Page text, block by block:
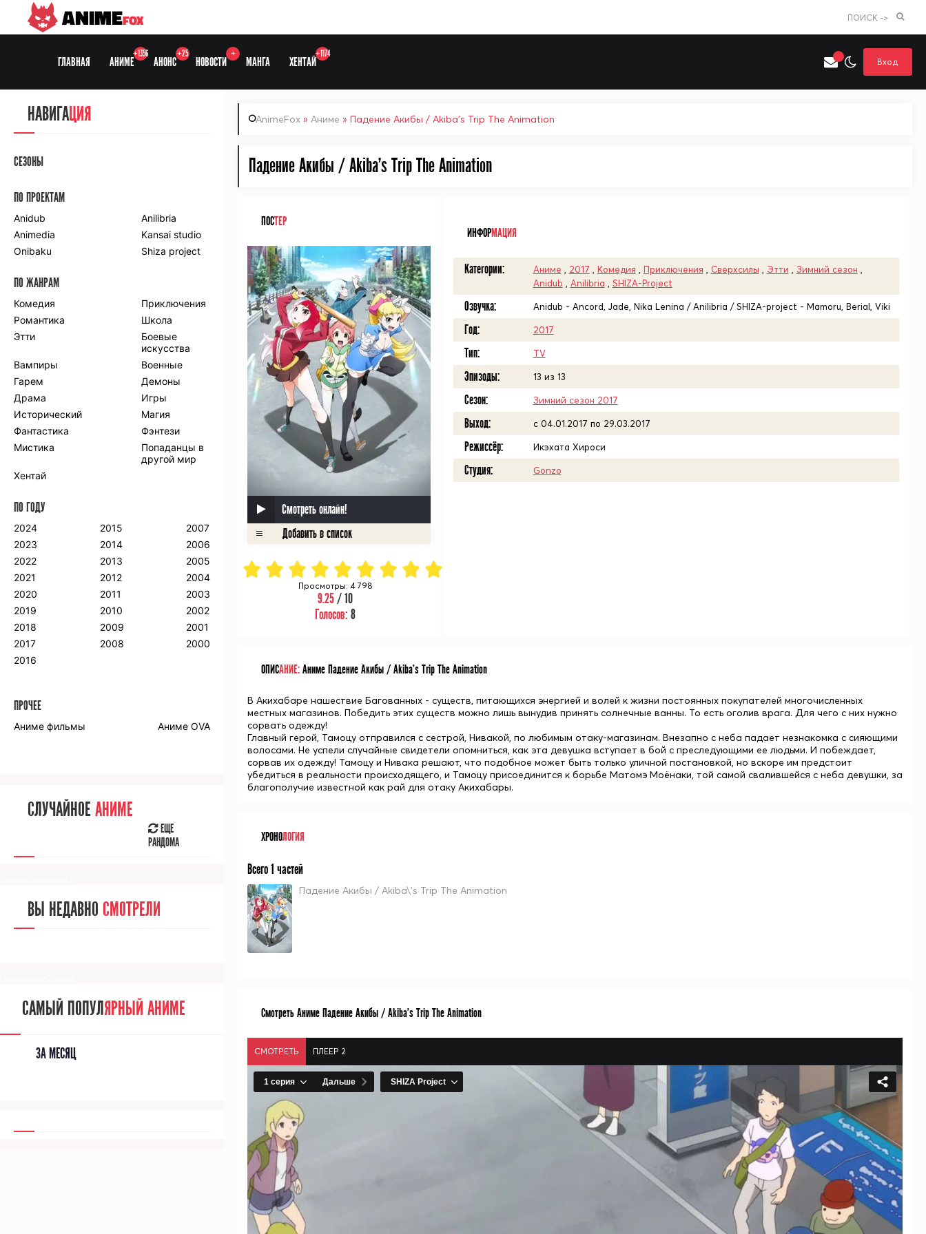
Выберите одну категорию для поиска
ANIMEFOX ПОИСК ->
ГЛАВНАЯ АНИМЕ
+1356
АНОНС
+25
НОВОСТИ
+
МАНГА ХЕНТАЙ
+1174
Вход
AnimeFox » Аниме » Падение Акибы / Akiba's Trip The Animation
Падение Акибы / Akiba's Trip The Animation
ПОСТЕР
Смотреть онлайн!
Просмотры: 4 798
9.25/ 10
Голосов:8
ИНФОРМАЦИЯ
Категории: Аниме 2017 Комедия Приключения Сверхсилы Этти Зимний сезон
Anidub
Anilibria SHIZA-Project
Озвучка: Anidub - Ancord, Jade, Nika Lenina / Anilibria / SHIZA-project - Mamoru, Berial, Viki
Год: 2017
Тип: TV
Эпизоды: 13 из 13
Сезон: Зимний сезон 2017
Выход: c 04.01.2017 по 29.03.2017
Режиссёр: Икэхата Хироси
Студия: Gonzo
ОПИСАНИЕ:Аниме Падение Акибы / Akiba's Trip The Animation
В Акихабаре нашествие Багованных - существ, питающихся энергией и волей к жизни постоянных покупателей многочисленных
местных магазинов. Победить этих существ можно лишь вынудив принять солнечные ванны. То есть оголив врага. Для чего с них нужно
сорвать одежду!
Главный герой, Тамоцу отправился с сестрой, Нивакой, по любимым отаку-магазинам. Внезапно с неба падает незнакомка с сияющими
волосами. Не успели случайные свидетели опомниться, как эта девушка вступает в бой с преследующими ее людьми. И побеждает,
сорвав их одежду! Тамоцу и Нивака решают, что подобное может быть только уличной постановкой, но вскоре им предстоит
убедиться в реальности происходящего, и Тамоцу присоединится к борьбе Матомэ Моёнаки, той самой свалившейся с неба девушки, за
благополучие известной как рай для отаку Акихабары.
ХРОНОЛОГИЯ
Всего 1 частей
Падение Акибы / Akiba\'s Trip The Animation
Смотреть Аниме Падение Акибы / Akiba's Trip The Animation
СМОТРЕТЬ ПЛЕЕР 2
НАВИГАЦИЯ
СЕЗОНЫ
ПО ПРОЕКТАМ
Anidub
Anilibria
Animedia
Kansai studio
Onibaku
Shiza project
ПО ЖАНРАМ
Комедия
Приключения
Романтика
Школа
Этти
Боевые
искусства
Вампиры
Военные
Гарем
Демоны
Драма
Игры
Исторический
Магия
Фантастика
Фэнтези
Мистика
Попаданцы в
другой мир
Хентай
ПО ГОДУ
2024
2023
2022
2021
2020
2019
2018
2017
2016
2015
2014
2013
2012
2011
2010
2009
2008
2007
2006
2005
2004
2003
2002
2001
2000
ПРОЧЕЕ
Аниме фильмы Аниме OVA
СЛУЧАЙНОЕ АНИМЕ
ЕЩЕ
РАНДОМА
ВЫ НЕДАВНО СМОТРЕЛИ
САМЫЙ ПОПУЛЯРНЫЙ АНИМЕ
ЗА МЕСЯЦ